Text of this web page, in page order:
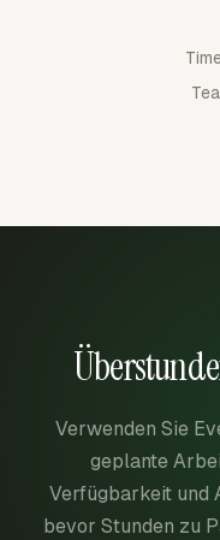
Verwenden Sie
geplante
Verfügbarkeit und
bevor Stunden zu